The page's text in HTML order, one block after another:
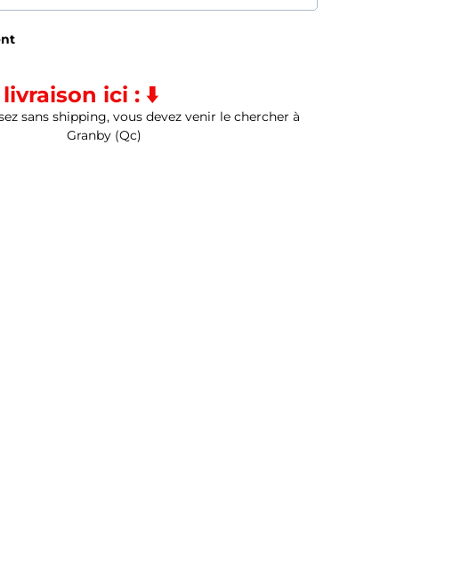
ici : ⬇️
sans shipping, vous devez venir le chercher à
Granby (Qc)